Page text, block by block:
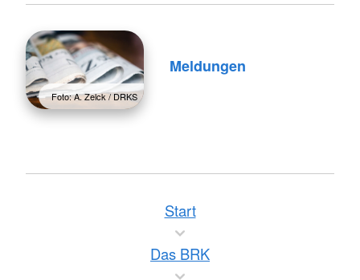
Foto: A. Zelck / DRKS
Meldungen
Start
Das BRK